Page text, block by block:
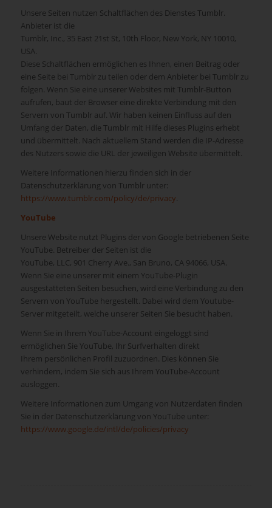
Unsere Seiten nutzen Schaltflächen des Dienstes Tumblr.
Anbieter ist die
Tumblr, Inc., 35 East 21st St, 10th Floor, New York, NY 10010,
USA.
Diese Schaltflächen ermöglichen es Ihnen, einen Beitrag oder
eine Seite bei Tumblr zu teilen oder dem Anbieter bei Tumblr zu
folgen. Wenn Sie eine unserer Websites mit Tumblr-Button
aufrufen, baut der Browser eine direkte Verbindung mit den
Servern von Tumblr auf. Wir haben keinen Einfluss auf den
Umfang der Daten, die Tumblr mit Hilfe dieses Plugins erhebt
und übermittelt. Nach aktuellem Stand werden die IP-Adresse
des Nutzers sowie die URL der jeweiligen Website übermittelt.
Weitere Informationen hierzu finden sich in der
Datenschutzerklärung von Tumblr unter:
https://www.tumblr.com/policy/de/privacy.
YouTube
Unsere Website nutzt Plugins der von Google betriebenen Seite
YouTube. Betreiber der Seiten ist die
YouTube, LLC, 901 Cherry Ave., San Bruno, CA 94066, USA.
Wenn Sie eine unserer mit einem YouTube-Plugin
ausgestatteten Seiten besuchen, wird eine Verbindung zu den
Servern von YouTube hergestellt. Dabei wird dem Youtube-
Server mitgeteilt, welche unserer Seiten Sie besucht haben.
Wenn Sie in Ihrem YouTube-Account eingeloggt sind
ermöglichen Sie YouTube, Ihr Surfverhalten direkt
Ihrem persönlichen Profil zuzuordnen. Dies können Sie
verhindern, indem Sie sich aus Ihrem YouTube-Account
ausloggen.
Weitere Informationen zum Umgang von Nutzerdaten finden
Sie in der Datenschutzerklärung von YouTube unter:
https://www.google.de/intl/de/policies/privacy